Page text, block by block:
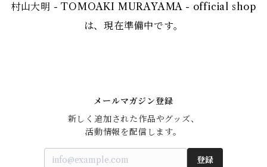
村山大明 - TOMOAKI MURAYAMA - official shop
は、現在準備中です。
メールマガジン登録
新しく追加された作品やグッズ、
活動情報を配信します。
登録